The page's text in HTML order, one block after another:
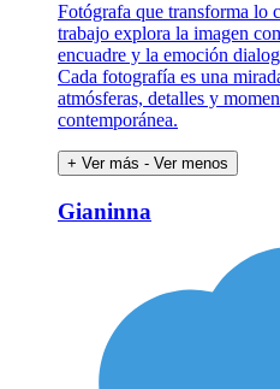
Fotógrafa que transforma lo
trabajo explora la imagen
encuadre y la emoción
Cada fotografía es una
atmósferas, detalles y
contemporánea.
+ Ver más - Ver menos
Gianinna